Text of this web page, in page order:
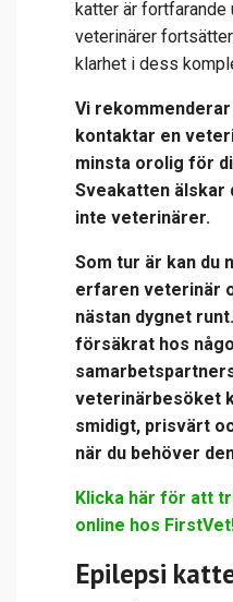
katter är fortfarande
veterinärer
klarhet i dess
Vi
kontaktar en
minsta orolig för
Sveakatten älskar
inte veterinärer.
Som tur är kan du
erfaren veterinär
nästan dygnet
försäkrat hos
veterinärbesöket
smidigt, prisvärt
när du behöver
Klicka här för att
online hos
Epilepsi